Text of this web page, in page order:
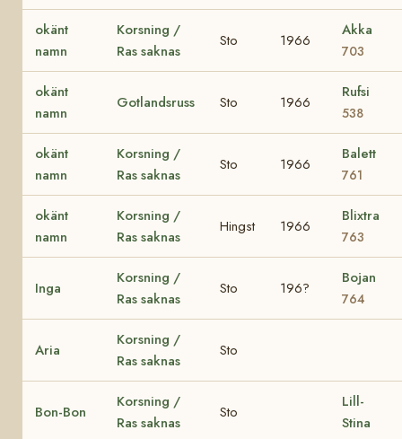
okänt
namn
Korsning /
Ras saknas
Sto 1966
Akka
703
okänt
namn
Gotlandsruss Sto 1966
Rufsi
538
okänt
namn
Korsning /
Ras saknas
Sto 1966
Balett
761
okänt
namn
Korsning /
Ras saknas
Hingst 1966
Blixtra
763
Inga
Korsning /
Ras saknas
Sto 196?
Bojan
764
Aria
Korsning /
Ras saknas
Sto
Bon-Bon
Korsning /
Ras saknas
Sto
Lill-
Stina